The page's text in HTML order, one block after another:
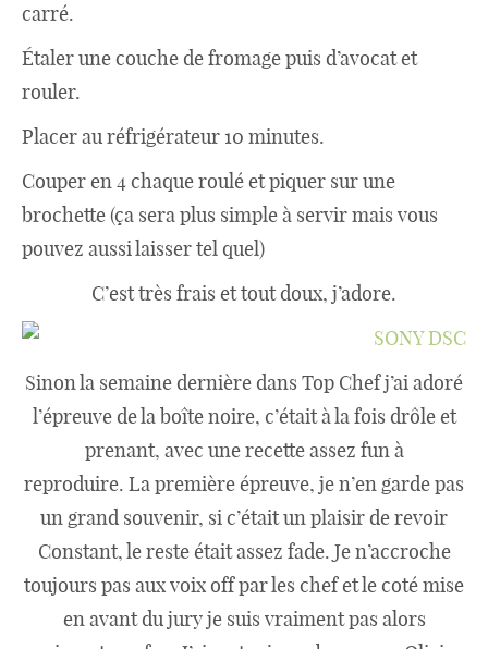
carré.
Étaler une couche de fromage puis d’avocat et
rouler.
Placer au réfrigérateur 10 minutes.
Couper en 4 chaque roulé et piquer sur une
brochette (ça sera plus simple à servir mais vous
pouvez aussi laisser tel quel)
C’est très frais et tout doux, j’adore.
Sinon la semaine dernière dans Top Chef j’ai adoré
l’épreuve de la boîte noire, c’était à la fois drôle et
prenant, avec une recette assez fun à
reproduire. La première épreuve, je n’en garde pas
un grand souvenir, si c’était un plaisir de revoir
Constant, le reste était assez fade. Je n’accroche
toujours pas aux voix off par les chef et le coté mise
en avant du jury je suis vraiment pas alors